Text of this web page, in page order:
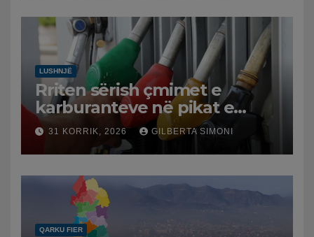
LUSHNJË
Rriten sërish çmimet e
karburanteve në pikat e
karburanteve në Lushnjë.
Tensionet në Lindjen e
Mesme shtrenjtojnë naftën
dhe benzinën në vend
31 KORRIK, 2026 GILBERTA SIMONI
QARKU FIER